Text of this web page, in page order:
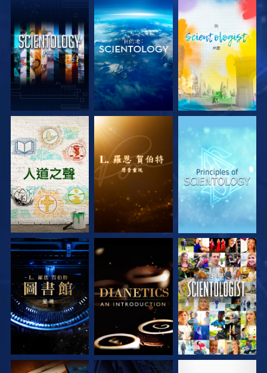
探索系列節目 探索系列節目 探索系列節目
探索系列節目 探索系列節目 觀看